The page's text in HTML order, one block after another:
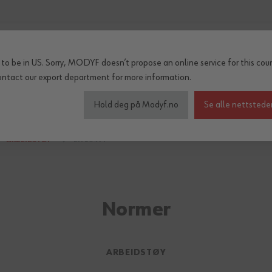
ARBEIDSTØY EN 20471
Normer
ARBEIDSTØY
to be in US. Sorry, MODYF doesn’t propose an online service for this
our export department for more information.
Hold deg på Modyf.no Se alle